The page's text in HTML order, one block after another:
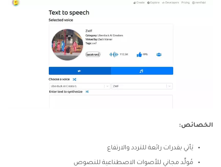
الخصائص:
يَأتي بقدرات رائعة للتردد والارتفاع
مُولِّد مجاني للأصوات الاصطناعية للنصوص